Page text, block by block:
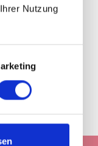
Nutzung